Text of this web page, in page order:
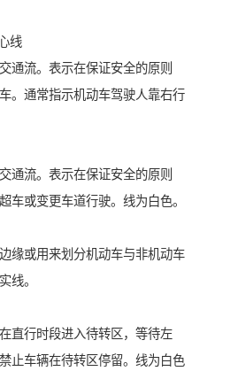
线
通流。表示在保证安全的原则
。通常指示机动车驾驶人靠右行
通流。表示在保证安全的原则
车或变更车道行驶。线为白色。
缘或用来划分机动车与非机动车
线。
直行时段进入待转区，等待左
止车辆在待转区停留。线为白色